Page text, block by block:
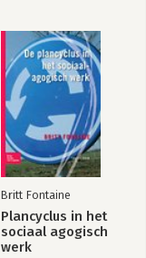
AutoCAD 2021 -
Computer
Ondersteund
Ontwerpen
Britt Fontaine
Plancyclus in het
sociaal agogisch
werk